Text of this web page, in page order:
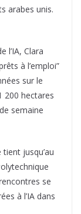
arabes unis.
l’IA, Clara
à l’emploi”
sur le
200 hectares
semaine
jusqu’au
se
à l’IA dans